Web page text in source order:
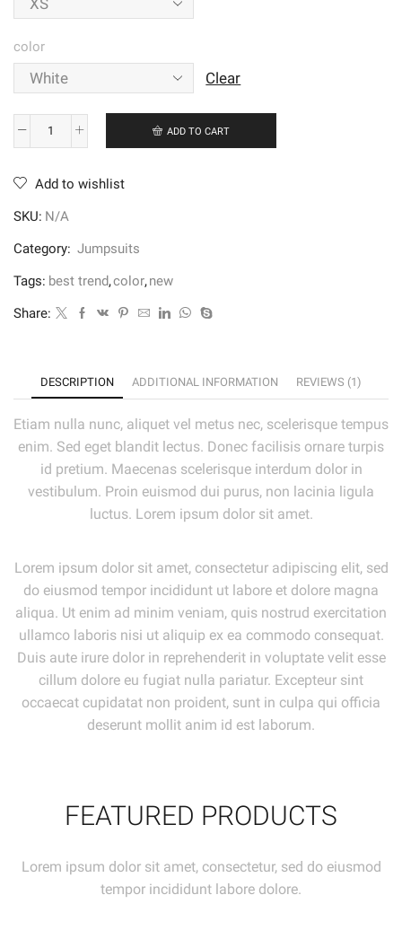
color
Clear
quantity
ADD TO CART
Add to wishlist
SKU: N/A
Category: Jumpsuits
Tags: best trend,color,new
Share:
DESCRIPTION ADDITIONAL INFORMATION REVIEWS (1)
Etiam nulla nunc, aliquet vel metus nec, scelerisque tempus
enim. Sed eget blandit lectus. Donec facilisis ornare turpis
id pretium. Maecenas scelerisque interdum dolor in
vestibulum. Proin euismod dui purus, non lacinia ligula
luctus. Lorem ipsum dolor sit amet.
Lorem ipsum dolor sit amet, consectetur adipiscing elit, sed
do eiusmod tempor incididunt ut labore et dolore magna
aliqua. Ut enim ad minim veniam, quis nostrud exercitation
ullamco laboris nisi ut aliquip ex ea commodo consequat.
Duis aute irure dolor in reprehenderit in voluptate velit esse
cillum dolore eu fugiat nulla pariatur. Excepteur sint
occaecat cupidatat non proident, sunt in culpa qui officia
deserunt mollit anim id est laborum.
FEATURED PRODUCTS
Lorem ipsum dolor sit amet, consectetur, sed do eiusmod
tempor incididunt labore dolore.